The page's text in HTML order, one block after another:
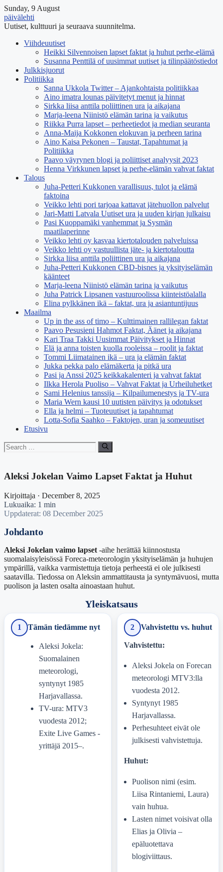
Sunday, 9 August
päivälehti
Uutiset, kulttuuri ja seuraava suunnitelma.
Viihdeuutiset
Heikki Silvennoisen lapset faktat ja huhut perhe-elämä
Susanna Penttilä of uusimmat uutiset ja tilinpäätöstiedot
Julkkisjuorut
Politiikka
Sanna Ukkola Twitter – Ajankohtaista politiikkaa
Aino imatra lounas päivitetyt menut ja hinnat
Sirkka liisa anttila poliittinen ura ja aikajana
Marja-leena Niinistö elämän tarina ja vaikutus
Riikka Purra lapset – perheetiedot ja median seuranta
Anna-Maija Kokkonen elokuvan ja perheen tarina
Aino Kaisa Pekonen – Taustat, Tapahtumat ja
Politiikka
Paavo väyrynen blogi ja poliittiset analyysit 2023
Henna Virkkunen lapset ja perhe-elämän vahvat faktat
Talous
Juha-Petteri Kukkonen varallisuus, tulot ja elämä
faktoina
Veikko lehti pori tarjoaa kattavat jätehuollon palvelut
Jari-Matti Latvala Uutiset ura ja uuden kirjan julkaisu
Pasi Kuoppamäki vanhemmat ja Sysmän
maatilaperinne
Veikko lehti oy kasvaa kiertotalouden palveluissa
Veikko lehti oy vastuullista jäte- ja kiertotaloutta
Sirkka liisa anttila poliittinen ura ja aikajana
Juha-Petteri Kukkonen CBD-bisnes ja yksityiselämän
käänteet
Marja-leena Niinistö elämän tarina ja vaikutus
Juha Patrick Lipsanen vastuuroolissa kiinteistöalalla
Elina pylkkänen ikä – faktat, ura ja asiantuntijuus
Maailma
Up in the ass of timo – Kulttimainen rallilegan faktat
Paavo Pesusieni Hahmot Faktat, Äänet ja aikajana
Kari Traa Takki Uusimmat Päivitykset ja Hinnat
Elä ja anna toisten kuolla rooleissa – roolit ja faktat
Tommi Liimatainen ikä – ura ja elämän faktat
Jukka pekka palo elämäkerta ja pitkä ura
Pasi ja Anssi 2025 keikkakalenteri ja vahvat faktat
Ilkka Herola Puoliso – Vahvat Faktat ja Urheiluhetket
Sami Helenius tanssija – Kilpailumenestys ja TV-ura
Maria Wern kausi 10 uutisten päivitys ja odotukset
Ella ja helmi – Tuoteuutiset ja tapahtumat
Lotta-Sofia Saahko – Faktojen, uran ja someuutiset
Etusivu
Search
for:
Aleksi Jokelan Vaimo Lapset Faktat ja Huhut
Kirjoittaja · December 8, 2025
Lukuaika: 1 min
Uppdaterat: 08 December 2025
Johdanto
Aleksi Jokelan vaimo lapset -aihe herättää kiinnostusta
suomalaisyleisössä Foreca-meteorologin yksityiselämän ja huhujen
ympärillä, vaikka varmistettuja tietoja perheestä ei ole julkisesti
saatavilla. Tiedossa on Aleksin ammattitausta ja syntymävuosi, mutta
puolison ja lasten osalta ainoastaan huhut.
Yleiskatsaus
1 Tämän tiedämme nyt
Aleksi Jokela:
Suomalainen
meteorologi,
syntynyt 1985
Harjavallassa.
TV-ura: MTV3
vuodesta 2012;
Exite Live Games -
yrittäjä 2015–.
2 Vahvistettu vs. huhut
Vahvistettu:
Aleksi Jokela on Forecan
meteorologi MTV3:lla
vuodesta 2012.
Syntynyt 1985
Harjavallassa.
Perhesuhteet eivät ole
julkisesti vahvistettuja.
Huhut:
Puolison nimi (esim.
Liisa Rintaniemi, Laura)
vain huhua.
Lasten nimet voisivat olla
Elias ja Olivia –
epäluotettava
blogiviittaus.